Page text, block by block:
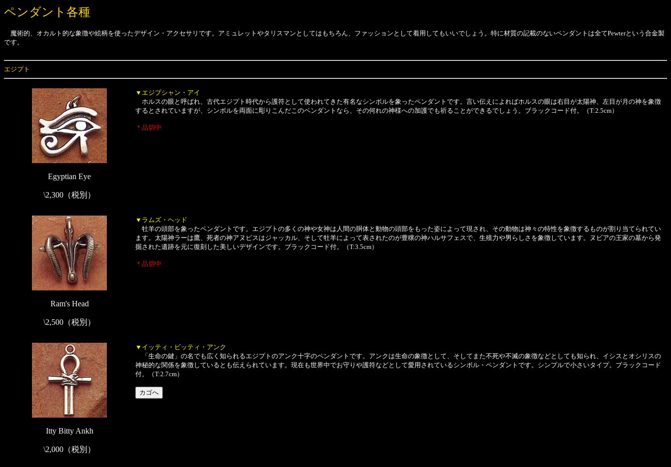
ペンダント各種
魔術的、オカルト的な象徴や絵柄を使ったデザイン・アクセサリです。アミュレットやタリスマンとしてはもちろん、ファッションとして着用してもいいでしょう。特に材質の記載のないペンダントは全てPewterという合金製
です。
エジプト
Egyptian Eye
\2,300（税別）
▼エジプシャン・アイ
ホルスの眼と呼ばれ、古代エジプト時代から護符として使われてきた有名なシンボルを象ったペンダントです。言い伝えによればホルスの眼は右目が太陽神、左目が月の神を象徴
するとされていますが、シンボルを両面に彫りこんだこのペンダントなら、その何れの神様への加護でも祈ることができるでしょう。ブラックコード付。（T:2.5cm）
＊品切中
Ram's Head
\2,500（税別）
▼ラムズ・ヘッド
牡羊の頭部を象ったペンダントです。エジプトの多くの神や女神は人間の胴体と動物の頭部をもった姿によって現され、その動物は神々の特性を象徴するものが割り当てられてい
ます。太陽神ラーは鷹、死者の神アヌビスはジャッカル、そして牡羊によって表されたのが豊穣の神ハルサフェスで、生殖力や男らしさを象徴しています。ヌビアの王家の墓から発
掘された遺跡を元に復刻した美しいデザインです。ブラックコード付。（T:3.5cm）
＊品切中
Itty Bitty Ankh
\2,000（税別）
▼イッティ・ビッティ・アンク
「生命の鍵」の名でも広く知られるエジプトのアンク十字のペンダントです。アンクは生命の象徴として、そしてまた不死や不滅の象徴などとしても知られ、イシスとオシリスの
神秘的な関係を象徴しているとも伝えられています。現在も世界中でお守りや護符などとして愛用されているシンボル・ペンダントです。シンプルで小さいタイプ。ブラックコード
付。（T:2.7cm）